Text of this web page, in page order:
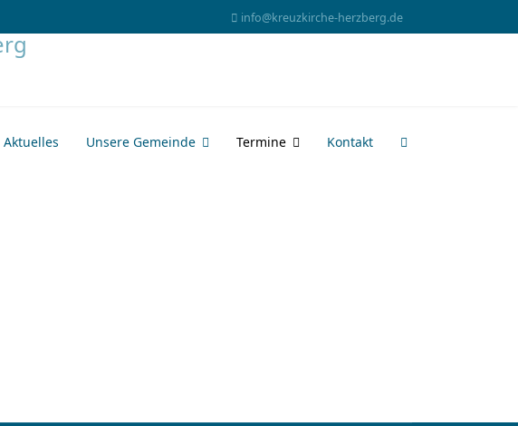
info@kreuzkirche-herzberg.de
Aktuelles Unsere Gemeinde Termine Kontakt